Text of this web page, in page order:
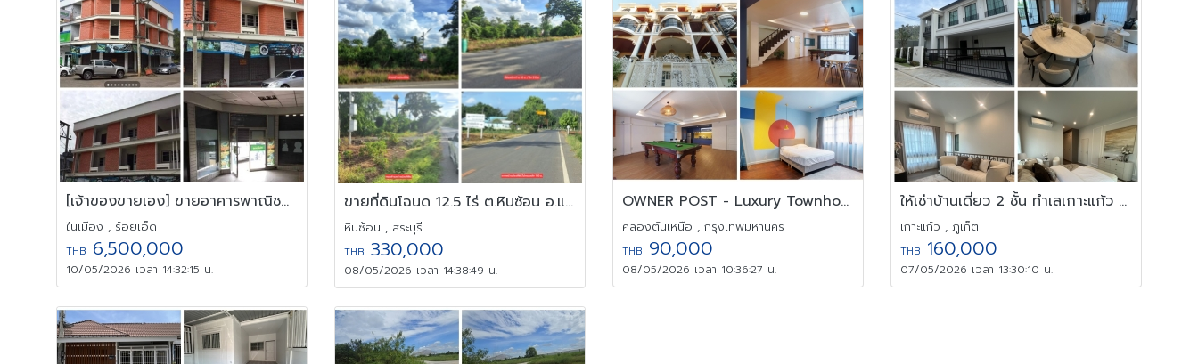
[เจ้าของขายเอง] ขายอาคารพาณิชย์ทำเลศักยภาพ ใจกลางเมืองร้อยเอ็ด
ในเมือง , ร้อยเอ็ด
THB 6,500,000
10/05/2026 เวลา 14:32:15 น.
ขายที่ดินโฉนด 12.5 ไร่ ต.หินซ้อน อ.แก่งคอย จ.สระบุรี บรรยากาศดี
หินซ้อน , สระบุรี
THB 330,000
08/05/2026 เวลา 14:38:49 น.
OWNER POST - Luxury Townhome 5 ชั้น ทองหล่อ ซอย 25 l 400 ตร.ม.
คลองตันเหนือ , กรุงเทพมหานคร
THB 90,000
08/05/2026 เวลา 10:36:27 น.
ให้เช่าบ้านเดี่ยว 2 ชั้น ทำเลเกาะแก้ว ภูเก็ต 4 ห้องนอน ทำเลดี สงบ
เกาะแก้ว , ภูเก็ต
THB 160,000
07/05/2026 เวลา 13:30:10 น.